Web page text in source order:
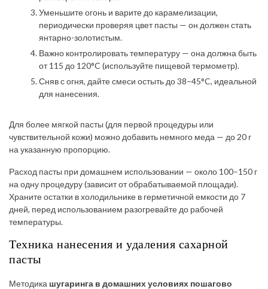
Уменьшите огонь и варите до карамелизации,
периодически проверяя цвет пасты — он должен стать
янтарно-золотистым.
Важно контролировать температуру — она должна быть
от 115 до 120°C (используйте пищевой термометр).
Сняв с огня, дайте смеси остыть до 38–45°C, идеальной
для нанесения.
Для более мягкой пасты (для первой процедуры или
чувствительной кожи) можно добавить немного меда — до 20 г
на указанную пропорцию.
Расход пасты при домашнем использовании — около 100–150 г
на одну процедуру (зависит от обрабатываемой площади).
Храните остатки в холодильнике в герметичной емкости до 7
дней, перед использованием разогревайте до рабочей
температуры.
Техника нанесения и удаления сахарной
пасты
Методика шугаринга в домашних условиях пошагово